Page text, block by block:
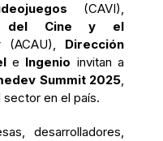
(CAVI),
del Cine y el
(ACAU), Dirección
e Ingenio invitan a
Summit 2025,
en el país.
desarrolladores,